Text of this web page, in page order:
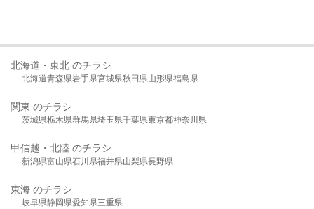
北海道・東北 のチラシ
北海道青森県岩手県宮城県秋田県山形県福島県
関東 のチラシ
茨城県栃木県群馬県埼玉県千葉県東京都神奈川県
甲信越・北陸 のチラシ
新潟県富山県石川県福井県山梨県長野県
東海 のチラシ
岐阜県静岡県愛知県三重県